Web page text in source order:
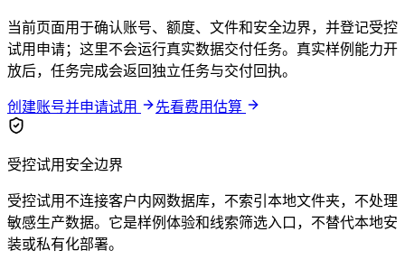
当前页面用于确认账号、额度、文件和安全边界，并登记受控
试用申请；这里不会运行真实数据交付任务。真实样例能力开
放后，任务完成会返回独立任务与交付回执。
创建账号并申请试用 先看费用估算
受控试用安全边界
受控试用不连接客户内网数据库，不索引本地文件夹，不处理
敏感生产数据。它是样例体验和线索筛选入口，不替代本地安
装或私有化部署。